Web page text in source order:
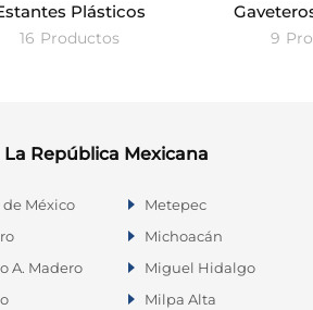
Plásticos
16 Productos 9
República Mexicana
de México
A. Madero
Metepec
Michoacán
Miguel Hidalgo
Milpa Alta